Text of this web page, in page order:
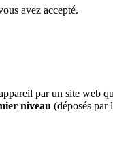
avez accepté.
par un site web
niveau (déposés par